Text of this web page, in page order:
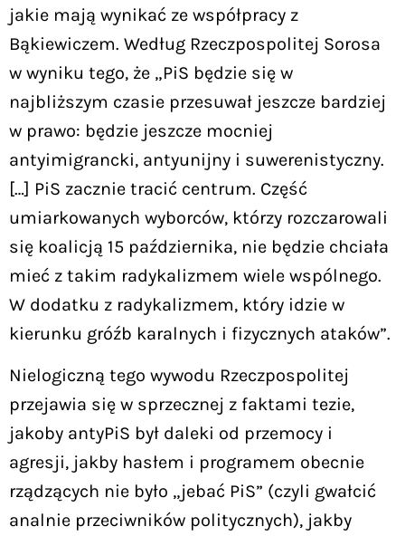
jakie mają wynikać ze współpracy z
Bąkiewiczem. Według Rzeczpospolitej Sorosa
w wyniku tego, że „PiS będzie się w
najbliższym czasie przesuwał jeszcze bardziej
w prawo: będzie jeszcze mocniej
antyimigrancki, antyunijny i suwerenistyczny.
[…] PiS zacznie tracić centrum. Część
umiarkowanych wyborców, którzy rozczarowali
się koalicją 15 października, nie będzie chciała
mieć z takim radykalizmem wiele wspólnego.
W dodatku z radykalizmem, który idzie w
kierunku gróźb karalnych i fizycznych ataków”.
Nielogiczną tego wywodu Rzeczpospolitej
przejawia się w sprzecznej z faktami tezie,
jakoby antyPiS był daleki od przemocy i
agresji, jakby hasłem i programem obecnie
rządzących nie było „jebać PiS” (czyli gwałcić
analnie przeciwników politycznych), jakby